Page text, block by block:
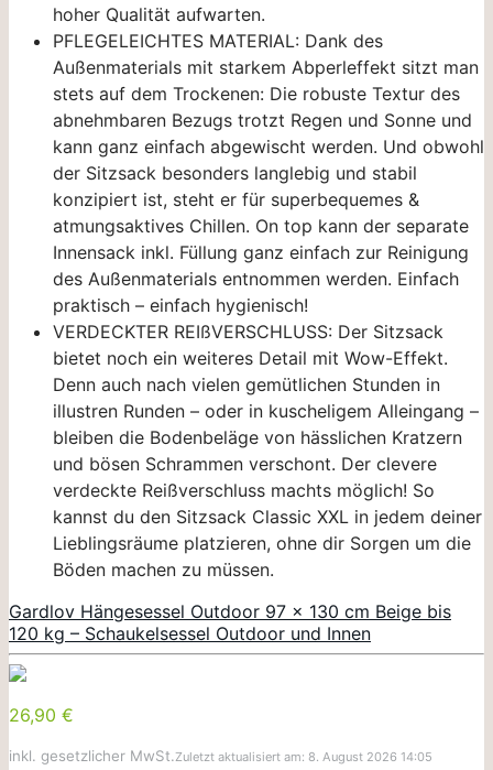
hoher Qualität aufwarten.
PFLEGELEICHTES MATERIAL: Dank des
Außenmaterials mit starkem Abperleffekt sitzt man
stets auf dem Trockenen: Die robuste Textur des
abnehmbaren Bezugs trotzt Regen und Sonne und
kann ganz einfach abgewischt werden. Und obwohl
der Sitzsack besonders langlebig und stabil
konzipiert ist, steht er für superbequemes &
atmungsaktives Chillen. On top kann der separate
Innensack inkl. Füllung ganz einfach zur Reinigung
des Außenmaterials entnommen werden. Einfach
praktisch – einfach hygienisch!
VERDECKTER REIßVERSCHLUSS: Der Sitzsack
bietet noch ein weiteres Detail mit Wow-Effekt.
Denn auch nach vielen gemütlichen Stunden in
illustren Runden – oder in kuscheligem Alleingang –
bleiben die Bodenbeläge von hässlichen Kratzern
und bösen Schrammen verschont. Der clevere
verdeckte Reißverschluss machts möglich! So
kannst du den Sitzsack Classic XXL in jedem deiner
Lieblingsräume platzieren, ohne dir Sorgen um die
Böden machen zu müssen.
Gardlov Hängesessel Outdoor 97 x 130 cm Beige bis
120 kg – Schaukelsessel Outdoor und Innen
26,90 €
inkl. gesetzlicher MwSt.Zuletzt aktualisiert am: 8. August 2026 14:05